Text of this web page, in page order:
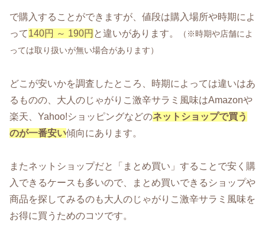
で購入することができますが、値段は購入場所や時期によ
って140円 ～ 190円 と違いがあります。
（※時期や店舗によ
っては取り扱いが無い場合があります）
どこが安いかを調査したところ、時期によっては違いはあ
るものの、大人のじゃがりこ激辛サラミ風味はAmazonや
楽天、Yahoo!ショッピングなどのネットショップで買う
のが一番安い傾向にあります。
またネットショップだと「まとめ買い」することで安く購
入できるケースも多いので、まとめ買いできるショップや
商品を探してみるのも大人のじゃがりこ激辛サラミ風味を
お得に買うためのコツです。